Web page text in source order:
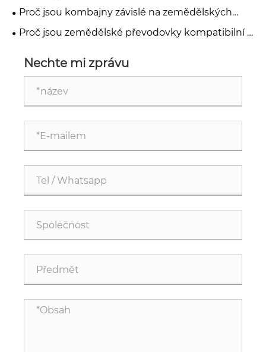
průmyslových ozubených kol?
Proč jsou kombajny závislé na zemědělských
převodovkách s vysokým točivým momentem?
Proč jsou zemědělské převodovky kompatibilní s
Nechte mi zprávu